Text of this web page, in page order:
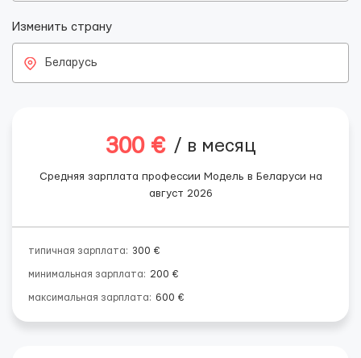
Изменить страну
Беларусь
300 € / в месяц
Средняя зарплата профессии Модель в Беларуси на
август 2026
типичная зарплата: 300 €
минимальная зарплата: 200 €
максимальная зарплата: 600 €